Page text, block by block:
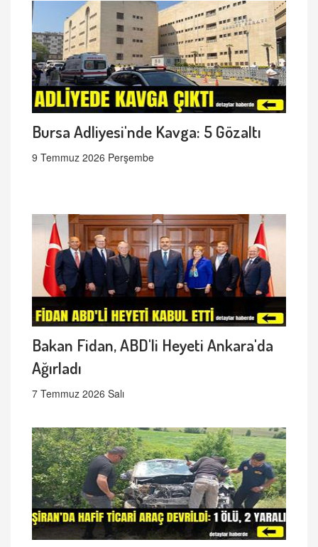
Bursa Adliyesi'nde Kavga: 5 Gözaltı
9 Temmuz 2026 Perşembe
Bakan Fidan, ABD'li Heyeti Ankara'da
Ağırladı
7 Temmuz 2026 Salı